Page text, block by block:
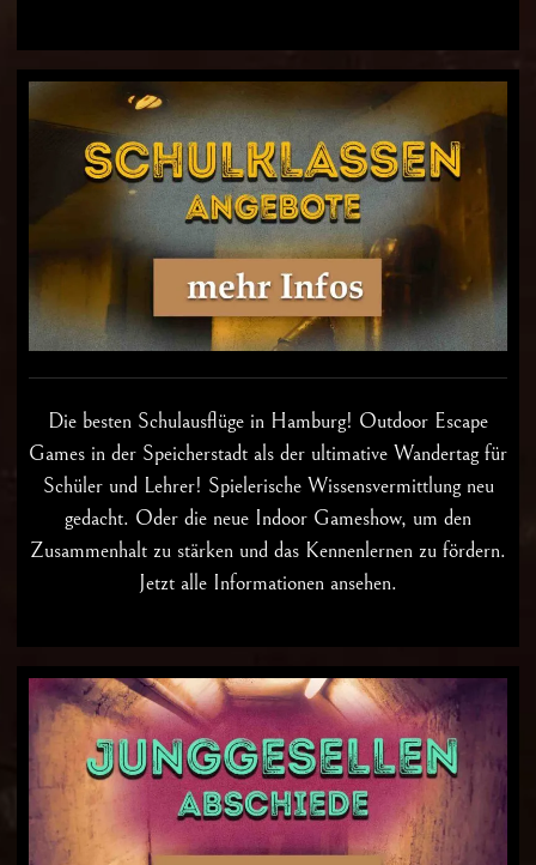
Die besten Schulausflüge in Hamburg! Outdoor Escape
Games in der Speicherstadt als der ultimative Wandertag für
Schüler und Lehrer! Spielerische Wissensvermittlung neu
gedacht. Oder die neue Indoor Gameshow, um den
Zusammenhalt zu stärken und das Kennenlernen zu fördern.
Jetzt alle Informationen ansehen.